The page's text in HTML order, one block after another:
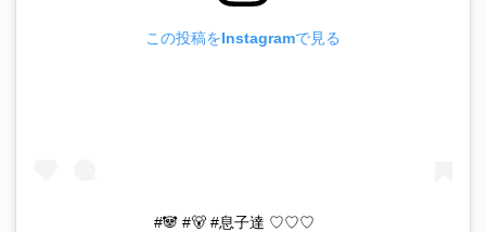
この投稿をInstagramで見る
#🐼 #🐻 #息子達 ♡♡♡